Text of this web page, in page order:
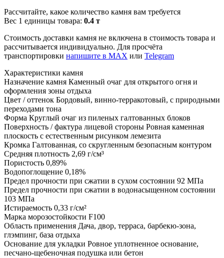
Рассчитайте, какое количество камня вам требуется
Вес 1 единицы товара: 0.4 т
Стоимость доставки камня не включена в стоимость товара и
рассчитывается индивидуально. Для просчёта
транспортировки напишите в MAX или Telegram
Характеристики камня
Назначение камня Каменный очаг для открытого огня и
оформления зоны отдыха
Цвет / оттенок Бордовый, винно-терракотовый, с природными
переходами тона
Форма Круглый очаг из пиленых галтованных блоков
Поверхность / фактура лицевой стороны Ровная каменная
плоскость с естественным рисунком лемезита
Кромка Галтованная, со скругленным безопасным контуром
Средняя плотность 2,69 г/см³
Пористость 0,89%
Водопоглощение 0,18%
Предел прочности при сжатии в сухом состоянии 92 МПа
Предел прочности при сжатии в водонасыщенном состоянии
103 МПа
Истираемость 0,33 г/см²
Марка морозостойкости F100
Область применения Дача, двор, терраса, барбекю-зона,
глэмпинг, база отдыха
Основание для укладки Ровное уплотненное основание,
песчано-щебеночная подушка или бетон